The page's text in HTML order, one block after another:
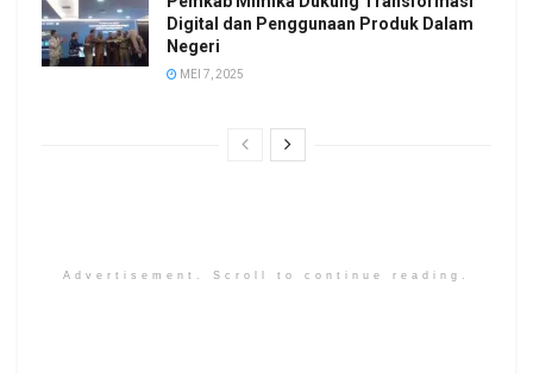
Digital dan Penggunaan Produk Dalam
Negeri
MEI 7, 2025
Advertisement. Scroll to continue reading.